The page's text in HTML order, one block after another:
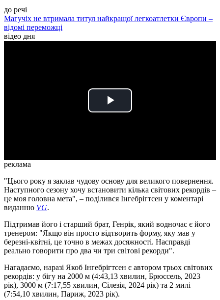
до речі
Магучіх не втримала титул найкращої легкоатлетки Європи –
відомі переможці
відео дня
Play
реклама
"Цього року я заклав чудову основу для великого повернення.
Наступного сезону хочу встановити кілька світових рекордів –
це моя головна мета", – поділився Інгебрігтсен у коментарі
виданню VG.
Підтримав його і старший брат, Генрік, який водночас є його
тренером: "Якщо він просто відтворить форму, яку мав у
березні-квітні, це точно в межах досяжності. Насправді
реально говорити про два чи три світові рекорди".
Нагадаємо, наразі Якоб Інгебрігтсен є автором трьох світових
рекордів: у бігу на 2000 м (4:43,13 хвилин, Брюссель, 2023
рік), 3000 м (7:17,55 хвилин, Сілезія, 2024 рік) та 2 милі
(7:54,10 хвилин, Париж, 2023 рік).